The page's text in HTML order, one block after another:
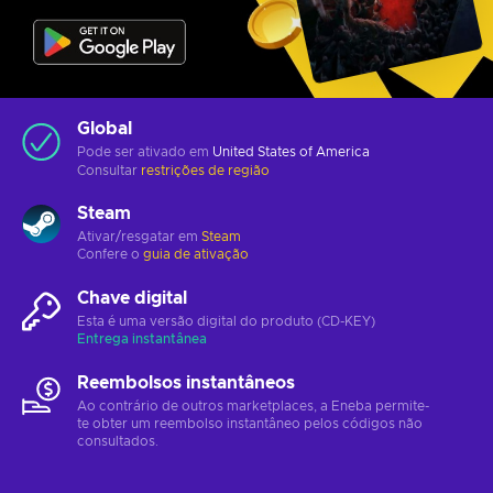
Global
Pode ser ativado em United States of America
Consultar restrições de região
Steam
Ativar/resgatar em Steam
Confere o guia de ativação
Chave digital
Esta é uma versão digital do produto (CD-KEY)
Entrega instantânea
Reembolsos instantâneos
Ao contrário de outros marketplaces, a Eneba permite-
te obter um reembolso instantâneo pelos códigos não
consultados.